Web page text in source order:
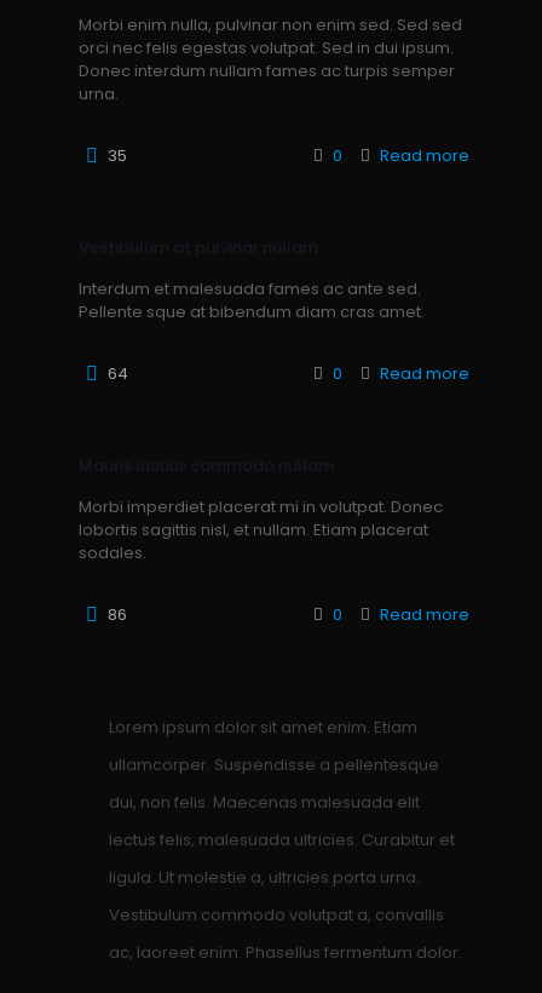
Morbi enim nulla, pulvinar non enim sed. Sed sed
orci nec felis egestas volutpat. Sed in dui ipsum.
Donec interdum nullam fames ac turpis semper
urna.
35 0 Read more
Vestibulum at pulvinar nullam
Interdum et malesuada fames ac ante sed.
Pellente sque at bibendum diam cras amet.
64 0 Read more
Mauris iaculis commodo nullam
Morbi imperdiet placerat mi in volutpat. Donec
lobortis sagittis nisl, et nullam. Etiam placerat
sodales.
86 0 Read more
Lorem ipsum dolor sit amet enim. Etiam
ullamcorper. Suspendisse a pellentesque
dui, non felis. Maecenas malesuada elit
lectus felis, malesuada ultricies. Curabitur et
ligula. Ut molestie a, ultricies porta urna.
Vestibulum commodo volutpat a, convallis
ac, laoreet enim. Phasellus fermentum dolor.